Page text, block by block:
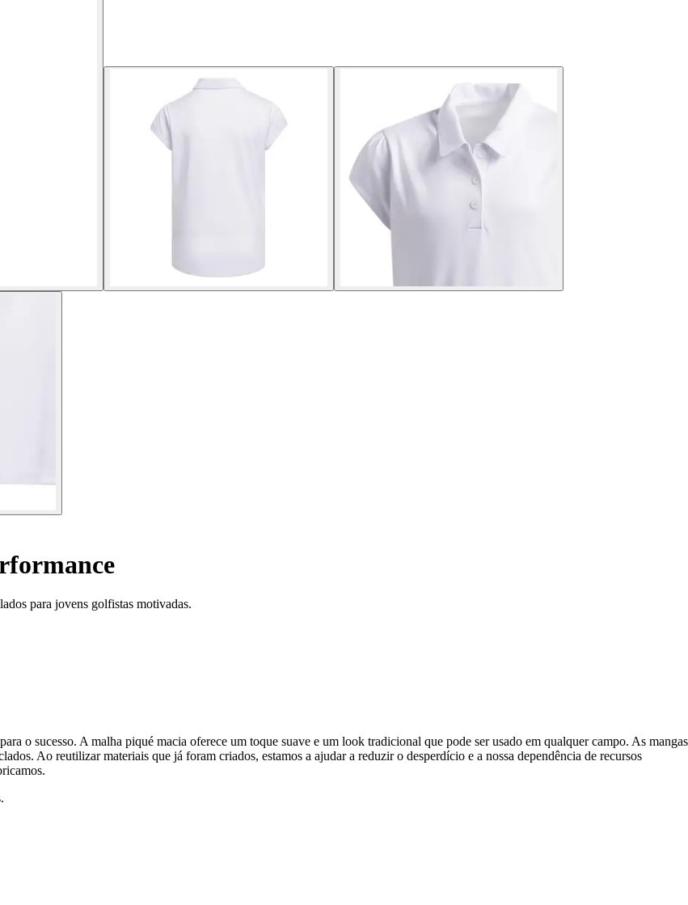
para jovens golfistas motivadas.
o sucesso. A malha piqué macia oferece um toque suave e um look tradicional que pode ser usado em qualquer campo. As mangas
Ao reutilizar materiais que já foram criados, estamos a ajudar a reduzir o desperdício e a nossa dependência de recursos